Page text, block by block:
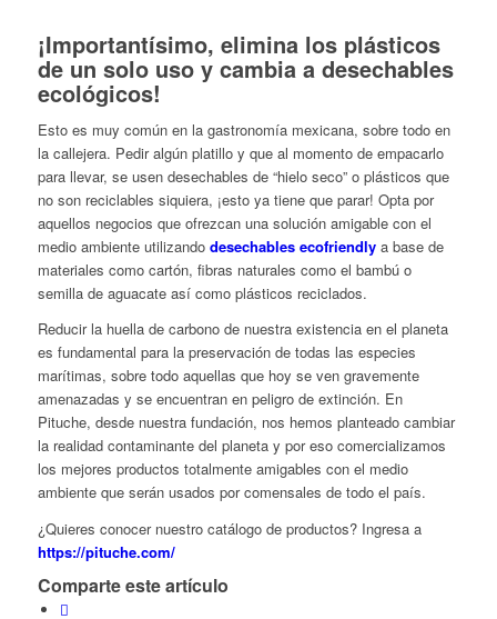
¡Importantísimo, elimina los plásticos
de un solo uso y cambia a desechables
ecológicos!
Esto es muy común en la gastronomía mexicana, sobre todo en
la callejera. Pedir algún platillo y que al momento de empacarlo
para llevar, se usen desechables de “hielo seco” o plásticos que
no son reciclables siquiera, ¡esto ya tiene que parar! Opta por
aquellos negocios que ofrezcan una solución amigable con el
medio ambiente utilizando desechables ecofriendlya base de
materiales como cartón, fibras naturales como el bambú o
semilla de aguacate así como plásticos reciclados.
Reducir la huella de carbono de nuestra existencia en el planeta
es fundamental para la preservación de todas las especies
marítimas, sobre todo aquellas que hoy se ven gravemente
amenazadas y se encuentran en peligro de extinción. En
Pituche, desde nuestra fundación, nos hemos planteado cambiar
la realidad contaminante del planeta y por eso comercializamos
los mejores productos totalmente amigables con el medio
ambiente que serán usados por comensales de todo el país.
¿Quieres conocer nuestro catálogo de productos? Ingresa a
https://pituche.com/
Comparte este artículo